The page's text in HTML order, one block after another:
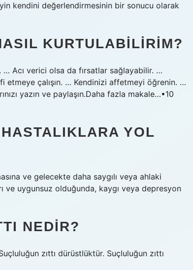
kendini değerlendirmesinin bir sonucu olarak
KURTULABILIRIM?
… Acı verici olsa da fırsatlar sağlayabilir. …
etmeye çalışın. … Kendinizi affetmeyi öğrenin. …
yazın ve paylaşın.Daha fazla makale…•10
YOL
ve gelecekte daha saygılı veya ahlaki
ve uygunsuz olduğunda, kaygı veya depresyon
NEDIR?
zıttı dürüstlüktür. Suçluluğun zıttı